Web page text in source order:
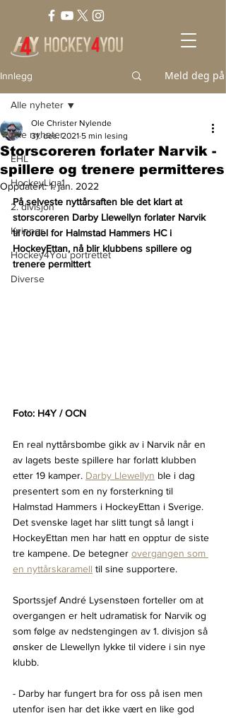
Innlegg Meld deg på
Alle nyheter
EHL
HockeyLiga1
2. divisjon
Kvinner
Hockey4You portrettet
Diverse
Alle nyheter
Storscoreren forlater Narvik -
spillere og trenere permitteres
Ole Christer Nylende
31. des. 2021 5 min lesing
Oppdatert:1. jan. 2022
På selveste nyttårsaften ble det klart at
storscoreren Darby Llewellyn forlater Narvik
til fordel for Halmstad Hammers HC i
HockeyEttan, nå blir klubbens spillere og
trenere permittert
Foto: H4Y / OCN
En real nyttårsbombe gikk av i Narvik når en
av lagets beste spillere har forlatt klubben
etter 19 kamper. Darby Llewellyn ble i dag
presentert som en ny forsterkning til
Halmstad Hammers i HockeyEttan i Sverige.
Det svenske laget har slitt tungt så langt i
HockeyEttan men har hatt en opptur de siste
tre kampene. De betegner overgangen som
en nyttårskaramell til sine supportere.
Sportssjef André Lysenstøen forteller om at
overgangen er helt udramatisk for Narvik og
som følge av nedstengingen av 1. divisjon så
ønsker de Llewellyn lykke til videre i sin nye
klubb.
- Darby har fungert bra for oss på isen men
utenfor isen har det ikke vært en like god